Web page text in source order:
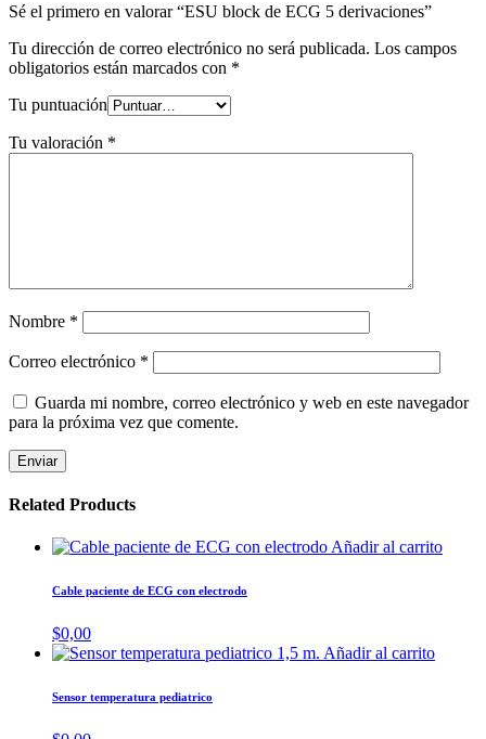
Sé el primero en valorar “ESU block de ECG 5 derivaciones”
Tu dirección de correo electrónico no será publicada. Los campos
obligatorios están marcados con *
Tu puntuación
Tu valoración *
Nombre *
Correo electrónico *
Guarda mi nombre, correo electrónico y web en este navegador
para la próxima vez que comente.
Related Products
Añadir al carrito
Cable paciente de ECG con electrodo
$0,00
Añadir al carrito
Sensor temperatura pediatrico